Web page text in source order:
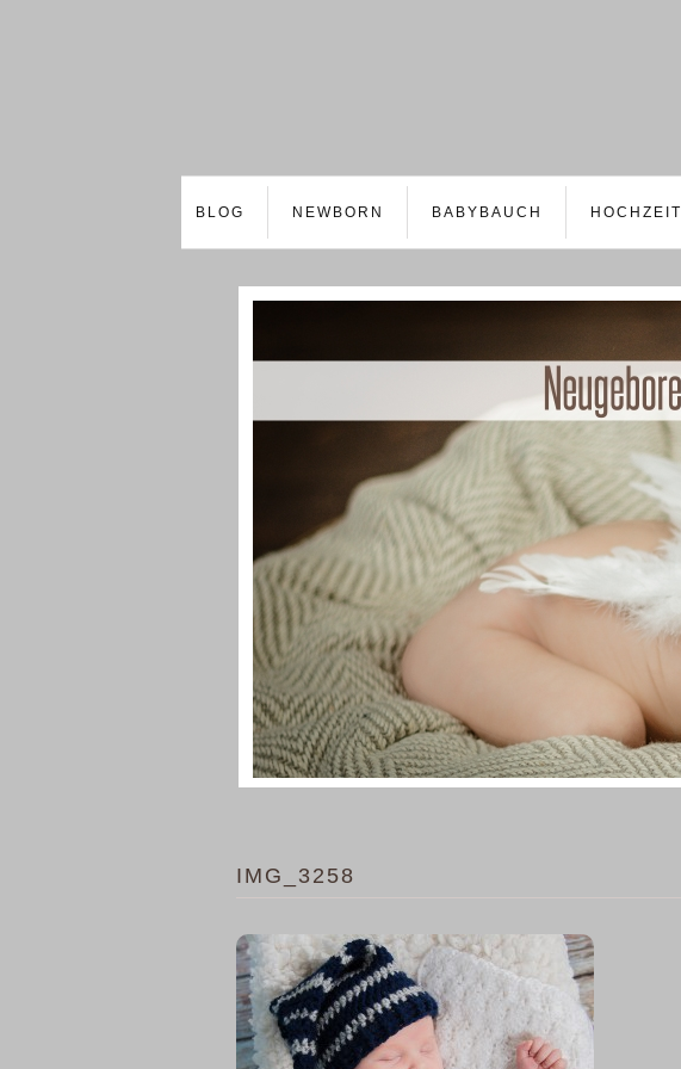
BLOG NEWBORN BABYBAUCH HOCHZEIT
IMG_3258